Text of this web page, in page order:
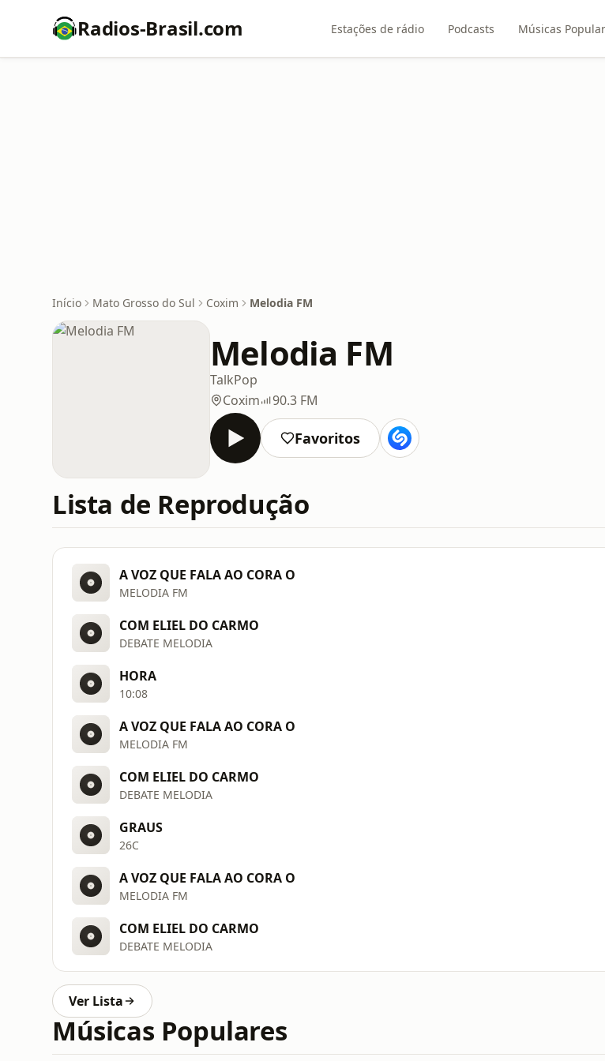
Radios-Brasil.com Estações de rádio Podcasts Músicas
Início Mato Grosso do Sul Coxim Melodia FM
Melodia FM
TalkPop
Coxim
90.3 FM
Favoritos
Lista de Reprodução
A VOZ QUE FALA AO CORA O
MELODIA FM
COM ELIEL DO CARMO
DEBATE MELODIA
HORA
10:08
A VOZ QUE FALA AO CORA O
MELODIA FM
COM ELIEL DO CARMO
DEBATE MELODIA
GRAUS
26C
A VOZ QUE FALA AO CORA O
MELODIA FM
COM ELIEL DO CARMO
DEBATE MELODIA
Ver Lista
Músicas Populares